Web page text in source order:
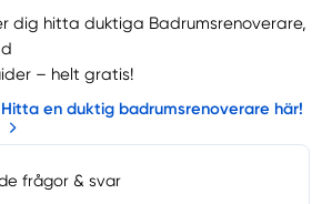
dig hitta duktiga Badrumsrenoverare,
– helt gratis!
Hitta en duktig badrumsrenoverare här!
frågor & svar